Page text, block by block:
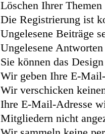
Löschen Ihrer
Die Registrierung ist
Ungelesene Beiträge
Ungelesene
Sie können das
Wir geben Ihre E-
Wir verschicken
Ihre E-Mail-Adresse
Mitgliedern nicht